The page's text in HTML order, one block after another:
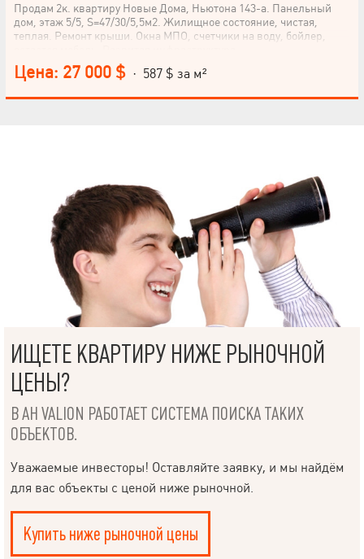
Продам 2к. квартиру Новые Дома, Ньютона 143-а. Панельный
дом, этаж 5/5, S=47/30/5,5м2. Жилищное состояние, чистая,
теплая. Ремонт крыши. Окна МПО, счетчики на воду, бойлер,
Цена: 27 000 $ · 587 $ за м²
ИЩЕТЕ КВАРТИРУ НИЖЕ РЫНОЧНОЙ
ЦЕНЫ?
В АН VALION РАБОТАЕТ СИСТЕМА ПОИСКА ТАКИХ
ОБЪЕКТОВ.
Уважаемые инвесторы! Оставляйте заявку, и мы найдём
для вас объекты с ценой ниже рыночной.
Купить ниже рыночной цены